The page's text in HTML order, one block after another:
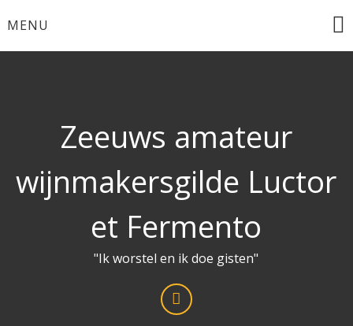
naar
MENU
Zeeuws amateur
wijnmakersgilde Luctor
et Fermento
"Ik worstel en ik doe gisten"